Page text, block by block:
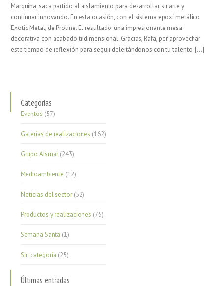
Marquina, saca partido al aislamiento para desarrollar su arte y
continuar innovando. En esta ocasión, con el sistema epoxi metálico
Exotic Metal, de Proline. El resultado: una impresionante mesa
decorativa con acabado tridimensional. Gracias, Rafa, por aprovechar
este tiempo de reflexión para seguir deleitándonos con tu talento. […]
Categorías
Eventos (57)
Galerías de realizaciones (162)
Grupo Aismar (243)
Medioambiente (12)
Noticias del sector (52)
Productos y realizaciones (75)
Semana Santa (1)
Sin categoría (25)
Últimas entradas